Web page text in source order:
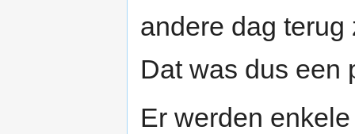
andere dag
Dat was dus een
Er werden